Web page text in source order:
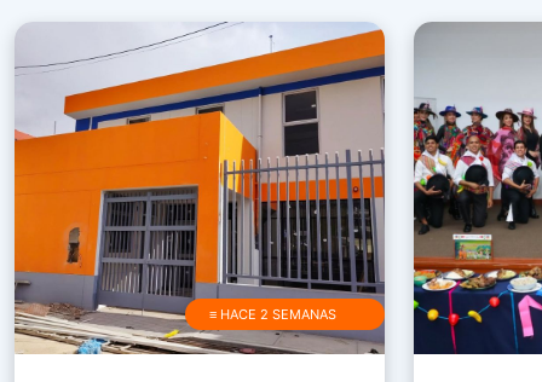
≡ HACE 2 SEMANAS